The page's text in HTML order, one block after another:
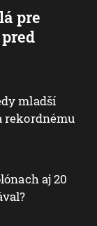
pre
mladší
rekordnému
aj 20